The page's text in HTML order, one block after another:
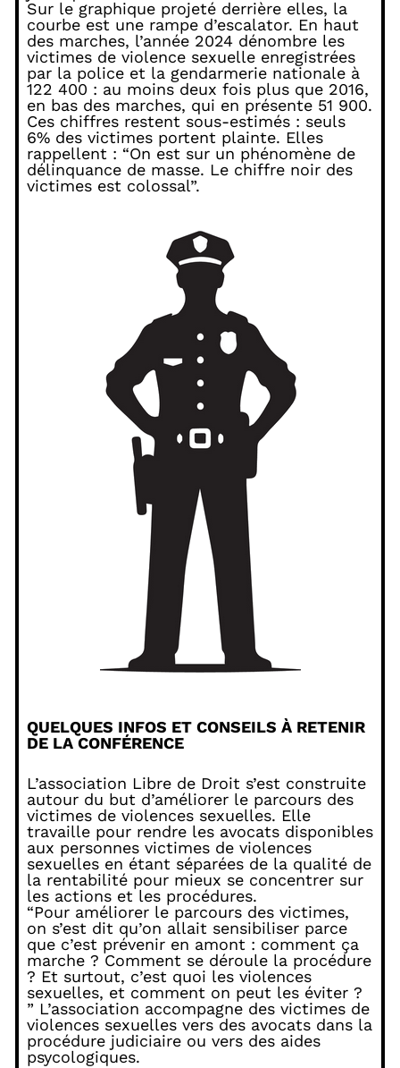
Sur le graphique projeté derrière elles, la
courbe est une rampe d’escalator. En haut
des marches, l’année 2024 dénombre les
victimes de violence sexuelle enregistrées
par la police et la gendarmerie nationale à
122 400 : au moins deux fois plus que 2016,
en bas des marches, qui en présente 51 900.
Ces chiffres restent sous-estimés : seuls
6% des victimes portent plainte. Elles
rappellent : “On est sur un phénomène de
délinquance de masse. Le chiffre noir des
victimes est colossal”.
QUELQUES INFOS ET CONSEILS À RETENIR
DE LA CONFÉRENCE
L’association Libre de Droit s’est construite
autour du but d’améliorer le parcours des
victimes de violences sexuelles. Elle
travaille pour rendre les avocats disponibles
aux personnes victimes de violences
sexuelles en étant séparées de la qualité de
la rentabilité pour mieux se concentrer sur
les actions et les procédures.
“Pour améliorer le parcours des victimes,
on s’est dit qu’on allait sensibiliser parce
que c’est prévenir en amont : comment ça
marche ? Comment se déroule la procédure
? Et surtout, c’est quoi les violences
sexuelles, et comment on peut les éviter ?
” L’association accompagne des victimes de
violences sexuelles vers des avocats dans la
procédure judiciaire ou vers des aides
psycologiques.